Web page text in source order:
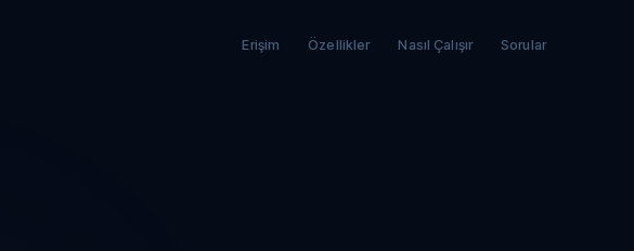
Erişim Özellikler Nasıl Çalışır Sorular